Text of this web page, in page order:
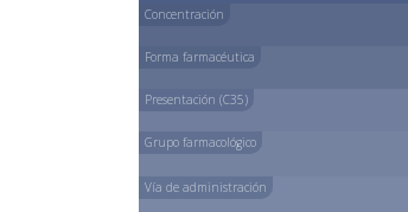
Concentración
Forma farmacéutica
Presentación (C35)
Grupo farmacológico
Vía de administración